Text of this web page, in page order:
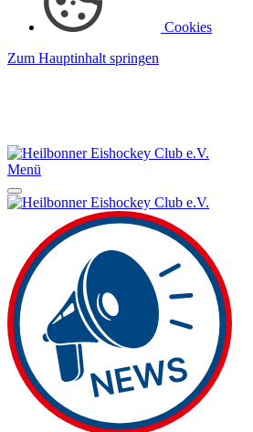
Cookies
Zum Hauptinhalt springen
Menü